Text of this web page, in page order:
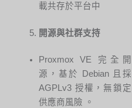
載共存於平台中
開源與社群支持
Proxmox VE 完全開
源，基於 Debian 且採
AGPLv3 授權，無鎖定
供應商風險
。